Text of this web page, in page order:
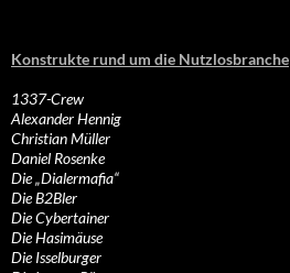
Konstrukte rund um die Nutzlosbranche
1337-Crew
Alexander Hennig
Christian Müller
Daniel Rosenke
Die „Dialermafia“
Die B2Bler
Die Cybertainer
Die Hasimäuse
Die Isselburger